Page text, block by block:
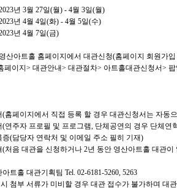
년 3월 27일(월) - 4월 3일(월)
년 4월 4일(화) - 4월 5일(수)
년 4월 7일(금)
영산아트홀 홈페이지에서 대관신청(홈페이지 회원가입
페이지 > 대관안내> 대관절차> 아트홀대관신청서> 팝
(홈페이지에서 직접 등록 할 경우 대관신청서는 자동
(연주자 프로필 및 프로그램, 단체공연의 경우 단체연
증(담당자 연락처 및 이메일 주소 필히 기재)
(처음 대관을 신청하거나 2년 동안 영산아트홀 대관
아트홀 대관기획팀 Tel. 02-6181-5260, 5263
첨부 서류가 미비할 경우 대관 접수가 불가하며 대